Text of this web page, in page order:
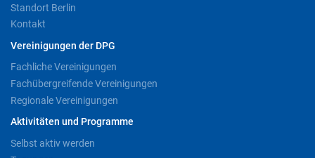
Standort Berlin
Kontakt
Vereinigungen der DPG
Fachliche Vereinigungen
Fachübergreifende Vereinigungen
Regionale Vereinigungen
Aktivitäten und Programme
Selbst aktiv werden